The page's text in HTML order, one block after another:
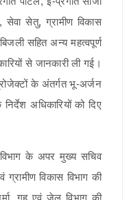
सेतु, ग्रामीण विकास
सहित अन्य महत्वपूर्ण
से जानकारी ली गई।
के अंतर्गत भू-अर्जन
अधिकारियों को दिए
के अपर मुख्य सचिव
विकास विभाग की
गृह एवं जेल विभाग की